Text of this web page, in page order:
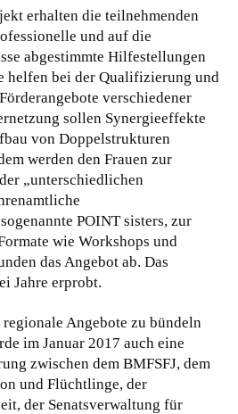
erhalten die teilnehmenden
und auf die
abgestimmte Hilfestellungen
helfen bei der Qualifizierung und
verschiedener
sollen Synergieeffekte
von Doppelstrukturen
werden den Frauen zur
„unterschiedlichen
POINT sisters, zur
wie Workshops und
das Angebot ab. Das
Jahre erprobt.
Angebote zu bündeln
im Januar 2017 auch eine
zwischen dem BMFSFJ, dem
und Flüchtlinge, der
der Senatsverwaltung für